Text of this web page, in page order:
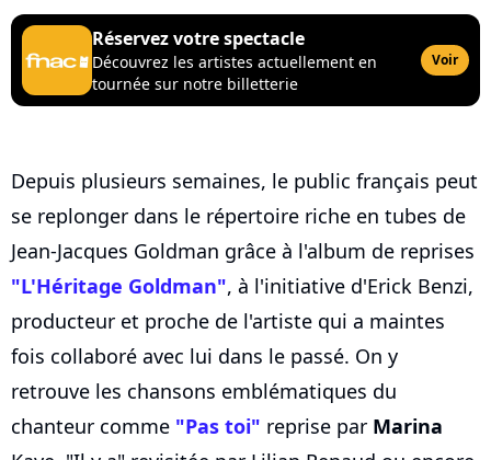
Réservez votre spectacle
Découvrez les artistes actuellement en
tournée sur notre billetterie
Voir
Depuis plusieurs semaines, le public français peut
se replonger dans le répertoire riche en tubes de
Jean-Jacques Goldman grâce à l'album de reprises
"L'Héritage Goldman", à l'initiative d'Erick Benzi,
producteur et proche de l'artiste qui a maintes
fois collaboré avec lui dans le passé. On y
retrouve les chansons emblématiques du
chanteur comme "Pas toi" reprise par Marina